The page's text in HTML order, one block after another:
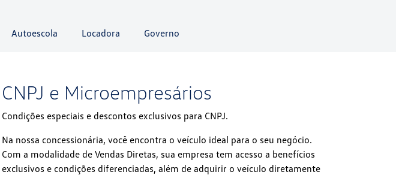
Autoescola Locadora Governo
CNPJ e Microempresários
Condições especiais e descontos exclusivos para CNPJ.
Na nossa concessionária, você encontra o veículo ideal para o seu negócio.
Com a modalidade de Vendas Diretas, sua empresa tem acesso a benefícios
exclusivos e condições diferenciadas, além de adquirir o veículo diretamente